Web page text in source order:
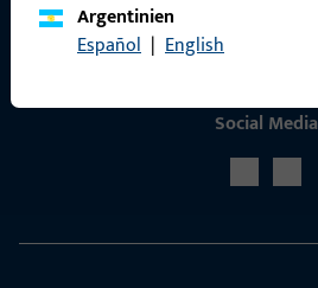
Argentinien
Español | English
Social Media